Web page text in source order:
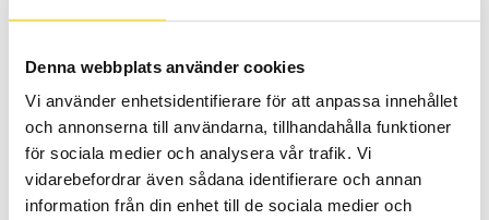
Denna webbplats använder cookies
Vi använder enhetsidentifierare för att anpassa innehållet
och annonserna till användarna, tillhandahålla funktioner
för sociala medier och analysera vår trafik. Vi
vidarebefordrar även sådana identifierare och annan
information från din enhet till de sociala medier och
2-handskontroll för ETL 36-serien
Praktiska handstyrningsenheter för ETL 36-serien